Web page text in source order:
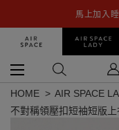
馬上加入
HOME AIR SPACE
不對稱領壓扣短袖短版